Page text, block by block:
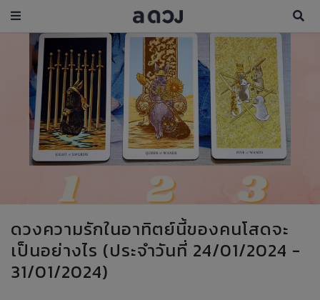
ดวงความรักในอาทิตย์นี้ของคนโสดจะ
เป็นอย่างไร (ประจำวันที่ 24/01/2024 -
31/01/2024)